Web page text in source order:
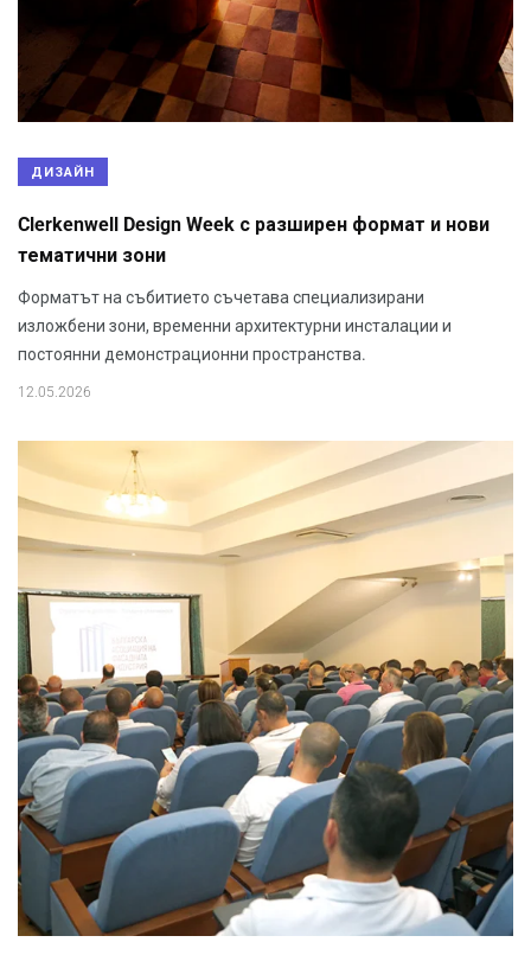
ДИЗАЙН
Clerkenwell Design Week с разширен формат и нови
тематични зони
Форматът на събитието съчетава специализирани
изложбени зони, временни архитектурни инсталации и
постоянни демонстрационни пространства.
12.05.2026